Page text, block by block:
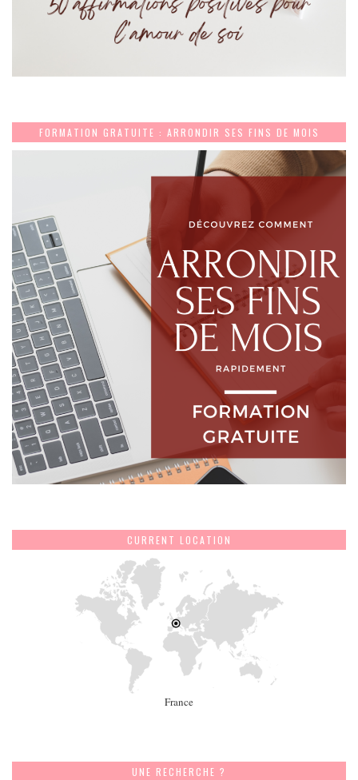
FORMATION GRATUITE : ARRONDIR SES FINS DE MOIS
CURRENT LOCATION
France
UNE RECHERCHE ?